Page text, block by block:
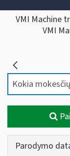
VMI Machine
VMI
Parodymo